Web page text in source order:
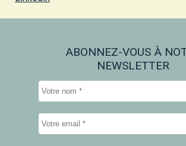
ABONNEZ-VOUS À
NEWSLETTER